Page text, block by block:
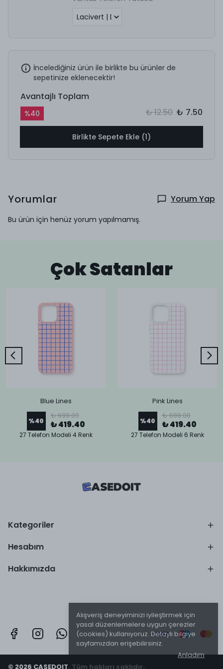
Alışveriş deneyiminizi iyileştirmek için
yasal düzenlemelere uygun çerezler
(cookies) kullanıyoruz. Detaylı bilgiye
sayfamızdan erişebilirsiniz.
Anladım
İncelediğiniz ürün ile birlikte bu ürünler de
sepetinize eklenecektir!
Avantajlı Toplam
%40 ₺ 12.50 ₺ 7.50
Birlikte Sepete Ekle (1)
Yorumlar Yorum Yap
Bu ürün için henüz yorum yapılmamış.
Çok Satanlar
Blue Lines
%40
₺ 699.00
₺ 419.40
27 Telefon Modeli 4 Renk
Pink Lines
%40
₺ 699.00
₺ 419.40
27 Telefon Modeli 6 Renk
Kategoriler
Hesabım
Hakkımızda
© 2026 CASEDOIT. Tüm hakları saklıdır.